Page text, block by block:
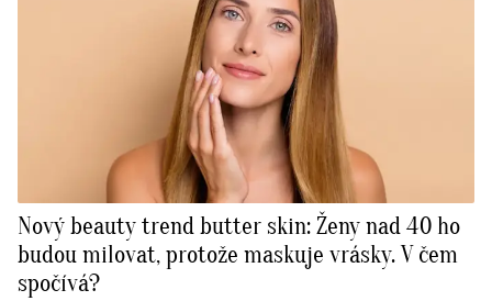
Nový beauty trend butter skin: Ženy nad 40 ho
budou milovat, protože maskuje vrásky. V čem
spočívá?